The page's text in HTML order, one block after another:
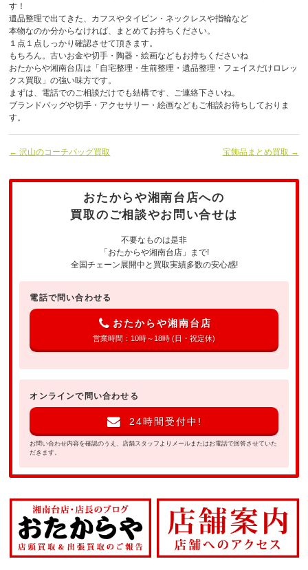
す！
遺品整理で出てきた、カフスやタイピン・ネックレスや指輪など
本物なのか分からなければ、まとめてお持ちください。
１点１点しっかり確認させて頂きます。
もちろん。古いお金や切手・陶器・絵画などもお持ちくださいね
おたからや湘南台店は「自宅整理・生前整理・遺品整理・フェイスだけロレッ
クス買取」の強い味方です。
まずは、電話でのご相談だけでも結構です、ご連絡下さいね。
ブランドバッグや切手・アクセサリー・絵画などもご相談お待ちしておりま
す。
← 沢山のコーチバッグ買取 宝飾品まとめ買取 →
おたからや湘南台店への
買取のご相談やお問い合せは
不要なものは是非
「おたからや湘南台店」まで!
全国チェーン展開中と買取実績多数の安心感!
電話で問い合わせる
おたからや湘南台店
営業時間：10時～18時 (日・祝定休)
オンラインで問い合わせる
24時間受付中!
お問い合わせ内容を確認のうえ、店舗スタッフよりメールまたはお電話で回答させていた
だきます。